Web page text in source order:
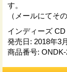
す。
（メールにてそ
インディーズ
発売日: 2018年3
商品番号: